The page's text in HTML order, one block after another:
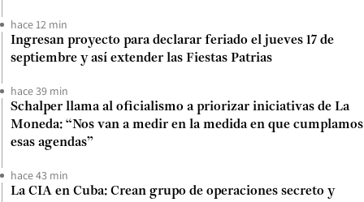
hace 12 min
Ingresan proyecto para declarar feriado el jueves 17 de
septiembre y así extender las Fiestas Patrias
hace 39 min
Schalper llama al oficialismo a priorizar iniciativas de La
Moneda: “Nos van a medir en la medida en que cumplamos
esas agendas”
hace 43 min
La CIA en Cuba: Crean grupo de operaciones secreto y